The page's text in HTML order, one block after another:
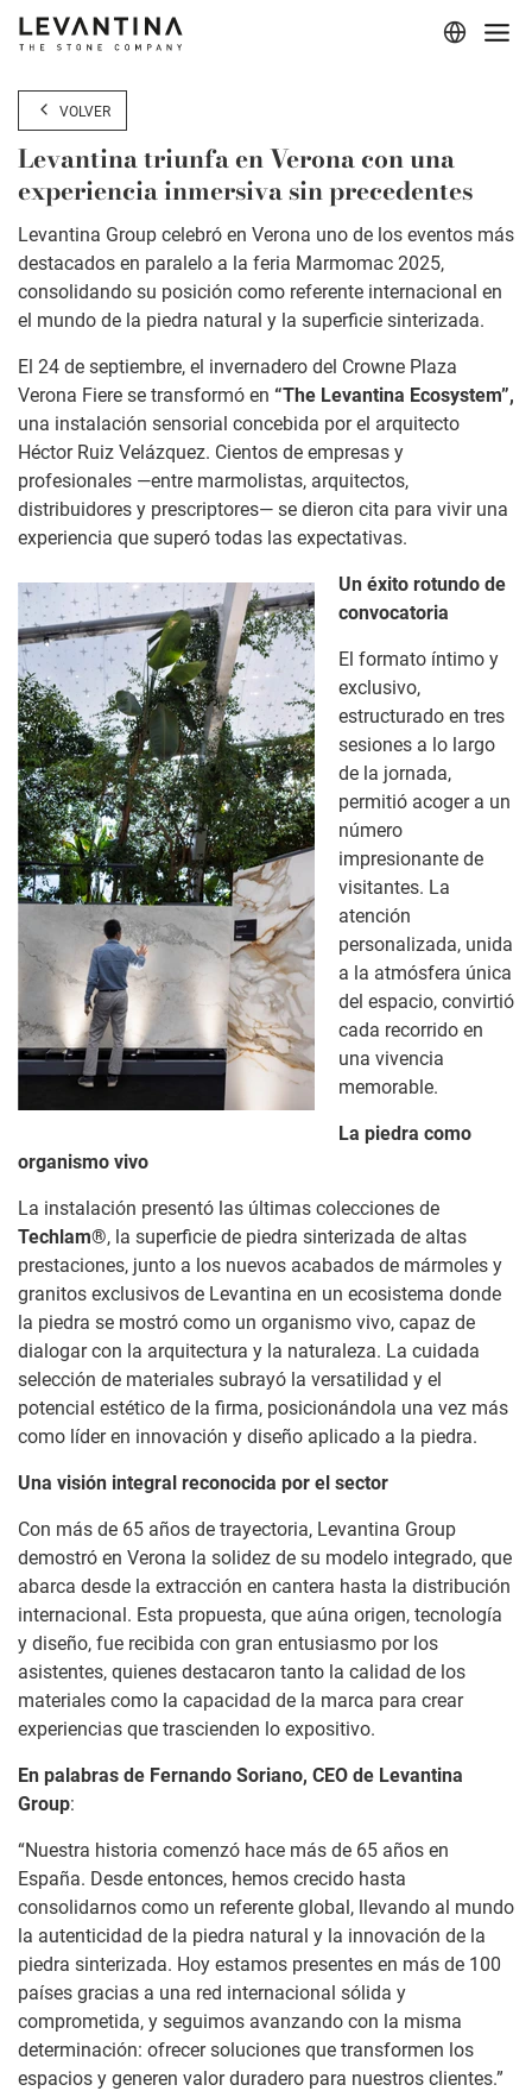
Corporativo
Materiales
Proyectos
Aplicaciones
VOLVER
Levantina triunfa en Verona con una
experiencia inmersiva sin precedentes
Levantina Group celebró en Verona uno de los eventos más
destacados en paralelo a la feria Marmomac 2025,
consolidando su posición como referente internacional en
el mundo de la piedra natural y la superficie sinterizada.
El 24 de septiembre, el invernadero del Crowne Plaza
Verona Fiere se transformó en “The Levantina Ecosystem”,
una instalación sensorial concebida por el arquitecto
Héctor Ruiz Velázquez. Cientos de empresas y
profesionales —entre marmolistas, arquitectos,
distribuidores y prescriptores— se dieron cita para vivir una
experiencia que superó todas las expectativas.
Un éxito rotundo de
convocatoria
El formato íntimo y
exclusivo,
estructurado en tres
sesiones a lo largo
de la jornada,
permitió acoger a un
número
impresionante de
visitantes. La
atención
personalizada, unida
a la atmósfera única
del espacio, convirtió
cada recorrido en
una vivencia
memorable.
La piedra como
organismo vivo
La instalación presentó las últimas colecciones de
Techlam®, la superficie de piedra sinterizada de altas
prestaciones, junto a los nuevos acabados de mármoles y
granitos exclusivos de Levantina en un ecosistema donde
la piedra se mostró como un organismo vivo, capaz de
dialogar con la arquitectura y la naturaleza. La cuidada
selección de materiales subrayó la versatilidad y el
potencial estético de la firma, posicionándola una vez más
como líder en innovación y diseño aplicado a la piedra.
Una visión integral reconocida por el sector
Con más de 65 años de trayectoria, Levantina Group
demostró en Verona la solidez de su modelo integrado, que
abarca desde la extracción en cantera hasta la distribución
internacional. Esta propuesta, que aúna origen, tecnología
y diseño, fue recibida con gran entusiasmo por los
asistentes, quienes destacaron tanto la calidad de los
materiales como la capacidad de la marca para crear
experiencias que trascienden lo expositivo.
En palabras de Fernando Soriano, CEO de Levantina
Group:
“Nuestra historia comenzó hace más de 65 años en
España. Desde entonces, hemos crecido hasta
consolidarnos como un referente global, llevando al mundo
la autenticidad de la piedra natural y la innovación de la
piedra sinterizada. Hoy estamos presentes en más de 100
países gracias a una red internacional sólida y
comprometida, y seguimos avanzando con la misma
determinación: ofrecer soluciones que transformen los
espacios y generen valor duradero para nuestros clientes.”